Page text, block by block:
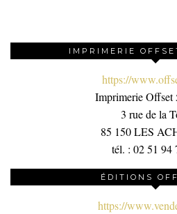
IMPRIMERIE
https://
Imprimerie Offset
3 rue de la
85 150 LES
tél. : 02 51 94
ÉDITIONS
https://